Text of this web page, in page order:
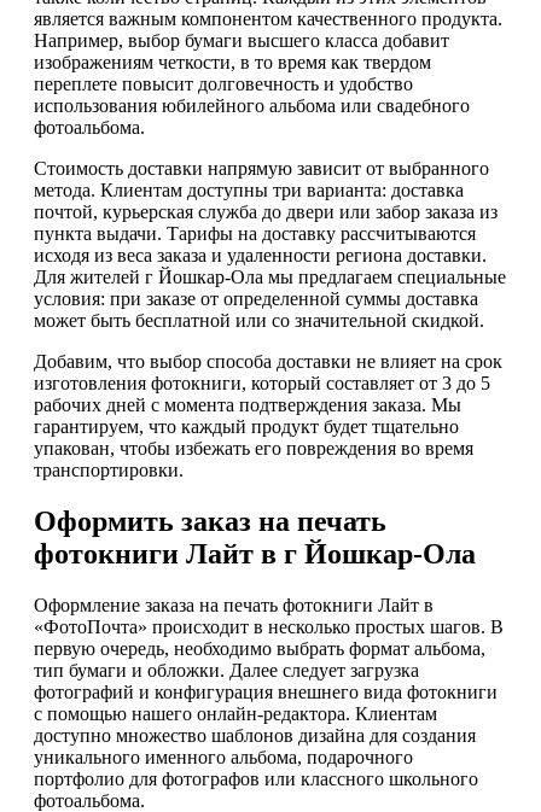
является важным компонентом качественного продукта.
Например, выбор бумаги высшего класса добавит
изображениям четкости, в то время как твердом
переплете повысит долговечность и удобство
использования юбилейного альбома или свадебного
фотоальбома.
Стоимость доставки напрямую зависит от выбранного
метода. Клиентам доступны три варианта: доставка
почтой, курьерская служба до двери или забор заказа из
пункта выдачи. Тарифы на доставку рассчитываются
исходя из веса заказа и удаленности региона доставки.
Для жителей г Йошкар-Ола мы предлагаем специальные
условия: при заказе от определенной суммы доставка
может быть бесплатной или со значительной скидкой.
Добавим, что выбор способа доставки не влияет на срок
изготовления фотокниги, который составляет от 3 до 5
рабочих дней с момента подтверждения заказа. Мы
гарантируем, что каждый продукт будет тщательно
упакован, чтобы избежать его повреждения во время
транспортировки.
Оформить заказ на печать
фотокниги Лайт в г Йошкар-Ола
Оформление заказа на печать фотокниги Лайт в
«ФотоПочта» происходит в несколько простых шагов. В
первую очередь, необходимо выбрать формат альбома,
тип бумаги и обложки. Далее следует загрузка
фотографий и конфигурация внешнего вида фотокниги
с помощью нашего онлайн-редактора. Клиентам
доступно множество шаблонов дизайна для создания
уникального именного альбома, подарочного
портфолио для фотографов или классного школьного
фотоальбома.